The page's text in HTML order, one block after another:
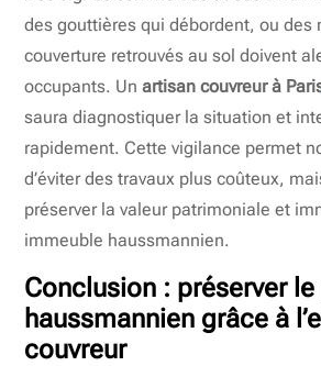
des gouttières qui débordent, ou des
couverture retrouvés au sol doivent
occupants. Unartisan couvreur à
saura diagnostiquer la situation et
rapidement. Cette vigilance permet
d’éviter des travaux plus coûteux,
préserver la valeur patrimoniale et
immeuble haussmannien.
Conclusion : préserver
haussmannien grâce à
couvreur